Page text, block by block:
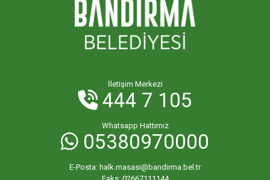
İletişim Merkezi
444 7 105
Whatsapp Hattımız
05380970000
E-Posta: halk.masasi@bandirma.bel.tr